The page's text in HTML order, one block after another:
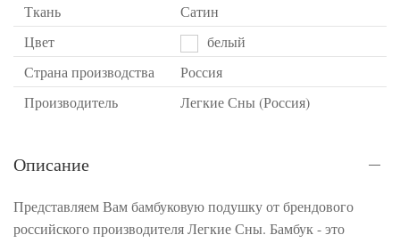
Ткань
Сатин
Цвет
белый
Страна производства
Россия
Производитель
Легкие Сны (Россия)
Описание
Представляем Вам бамбуковую подушку от брендового
российского производителя Легкие Сны. Бамбук - это